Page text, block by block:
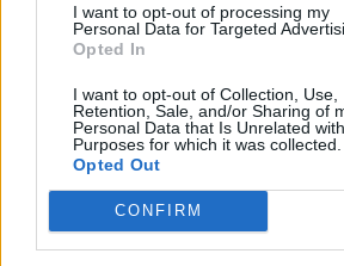
I want to opt-out of processing my
Personal Data for Targeted
Opted In
I want to opt-out of Collection, Use,
Retention, Sale, and/or Sharing of
Personal Data that Is Unrelated
Purposes for which it was collected.
Opted Out
CONFIRM
regisztrációhoz kötött.
Portfolio.hu teljes cikkarchívum
Kötéslisták: BÉT elmúlt 2 év
kötéslistái